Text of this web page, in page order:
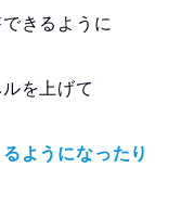
きるように
を上げて
ようになったり